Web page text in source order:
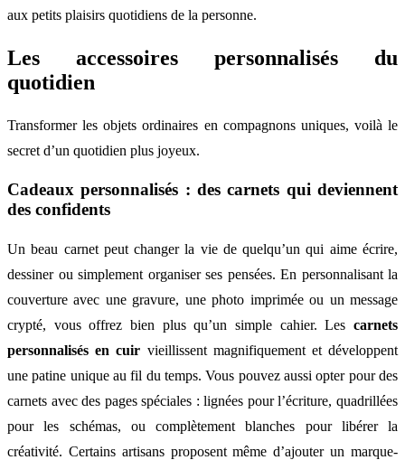
aux petits plaisirs quotidiens de la personne.
Les accessoires personnalisés du
quotidien
Transformer les objets ordinaires en compagnons uniques, voilà le
secret d’un quotidien plus joyeux.
Cadeaux personnalisés : des carnets qui deviennent
des confidents
Un beau carnet peut changer la vie de quelqu’un qui aime écrire,
dessiner ou simplement organiser ses pensées. En personnalisant la
couverture avec une gravure, une photo imprimée ou un message
crypté, vous offrez bien plus qu’un simple cahier. Les carnets
personnalisés en cuir vieillissent magnifiquement et développent
une patine unique au fil du temps. Vous pouvez aussi opter pour des
carnets avec des pages spéciales : lignées pour l’écriture, quadrillées
pour les schémas, ou complètement blanches pour libérer la
créativité. Certains artisans proposent même d’ajouter un marque-